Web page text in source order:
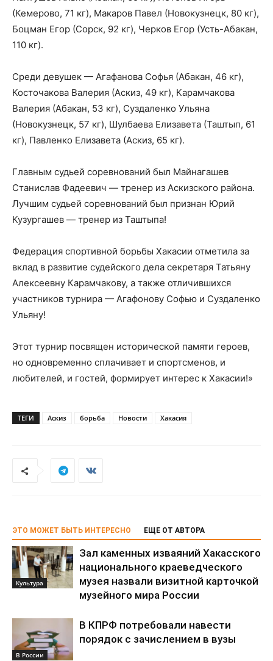
(Кемерово, 71 кг), Макаров Павел (Новокузнецк, 80 кг),
Боцман Егор (Сорск, 92 кг), Черков Егор (Усть-Абакан,
110 кг).
Среди девушек — Агафанова Софья (Абакан, 46 кг),
Косточакова Валерия (Аскиз, 49 кг), Карамчакова
Валерия (Абакан, 53 кг), Суздаленко Ульяна
(Новокузнецк, 57 кг), Шулбаева Елизавета (Таштып, 61
кг), Павленко Елизавета (Аскиз, 65 кг).
Главным судьей соревнований был Майнагашев
Станислав Фадеевич — тренер из Аскизского района.
Лучшим судьей соревнований был признан Юрий
Кузургашев — тренер из Таштыпа!
Федерация спортивной борьбы Хакасии отметила за
вклад в развитие судейского дела секретаря Татьяну
Алексеевну Карамчакову, а также отличившихся
участников турнира — Агафонову Софью и Суздаленко
Ульяну!
Этот турнир посвящен исторической памяти героев,
но одновременно сплачивает и спортсменов, и
любителей, и гостей, формирует интерес к Хакасии!»
ТЕГИ Аскиз борьба Новости Хакасия
ЭТО МОЖЕТ БЫТЬ ИНТЕРЕСНО ЕЩЕ ОТ АВТОРА
Культура
Зал каменных изваяний Хакасского
национального краеведческого
музея назвали визитной карточкой
музейного мира России
В России
В КПРФ потребовали навести
порядок с зачислением в вузы